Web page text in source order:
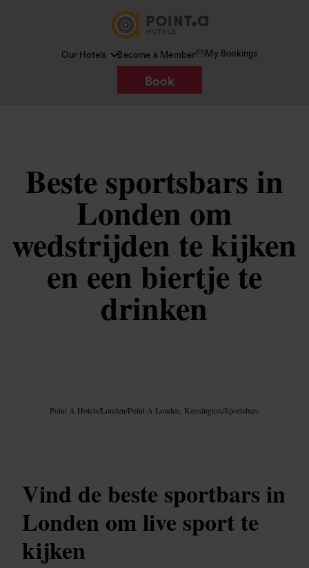
Our Hotels Become a Member My Bookings
Book
Beste sportsbars in
Londen om
wedstrijden te kijken
en een biertje te
drinken
Point A Hotels/Londen/Point A Londen, Kensington/Sportsbars
Vind de beste sportbars in
Londen om live sport te
kijken